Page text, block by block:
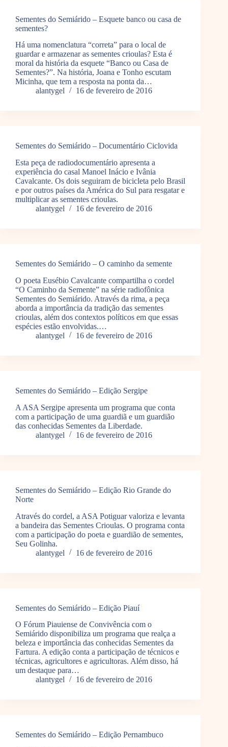
Sementes do Semiárido – Esquete banco ou casa de
sementes?
Há uma nomenclatura “correta” para o local de
guardar e armazenar as sementes crioulas? Esta é
moral da história da esquete “Banco ou Casa de
Sementes?”. Na história, Joana e Tonho escutam
Micinha, que tem a resposta na ponta da…
alantygel
16 de fevereiro de 2016
Sementes do Semiárido – Documentário Ciclovida
Esta peça de radiodocumentário apresenta a
experiência do casal Manoel Inácio e Ivânia
Cavalcante. Os dois seguiram de bicicleta pelo Brasil
e por outros países da América do Sul para resgatar e
multiplicar as sementes crioulas.
alantygel
16 de fevereiro de 2016
Sementes do Semiárido – O caminho da semente
O poeta Eusébio Cavalcante compartilha o cordel
“O Caminho da Semente” na série radiofônica
Sementes do Semiárido. Através da rima, a peça
aborda a importância da tradição das sementes
crioulas, além dos contextos políticos em que essas
espécies estão envolvidas.…
alantygel
16 de fevereiro de 2016
Sementes do Semiárido – Edição Sergipe
A ASA Sergipe apresenta um programa que conta
com a participação de uma guardiã e um guardião
das conhecidas Sementes da Liberdade.
alantygel
16 de fevereiro de 2016
Sementes do Semiárido – Edição Rio Grande do
Norte
Através do cordel, a ASA Potiguar valoriza e levanta
a bandeira das Sementes Crioulas. O programa conta
com a participação do poeta e guardião de sementes,
Seu Golinha.
alantygel
16 de fevereiro de 2016
Sementes do Semiárido – Edição Piauí
O Fórum Piauiense de Convivência com o
Semiárido disponibiliza um programa que realça a
beleza e importância das conhecidas Sementes da
Fartura. A edição conta a participação de técnicos e
técnicas, agricultores e agricultoras. Além disso, há
um destaque para…
alantygel
16 de fevereiro de 2016
Sementes do Semiárido – Edição Pernambuco